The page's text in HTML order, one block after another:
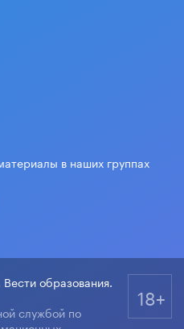
в наших группах
образования.
службой по
18+